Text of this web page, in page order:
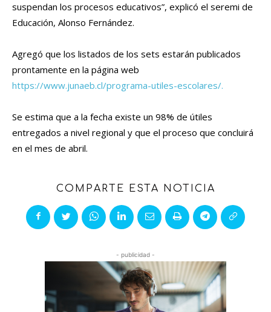
suspendan los procesos educativos”, explicó el seremi de
Educación, Alonso Fernández.
Agregó que los listados de los sets estarán publicados
prontamente en la página web
https://www.junaeb.cl/programa-utiles-escolares/.
Se estima que a la fecha existe un 98% de útiles
entregados a nivel regional y que el proceso que concluirá
en el mes de abril.
COMPARTE ESTA NOTICIA
- publicidad -